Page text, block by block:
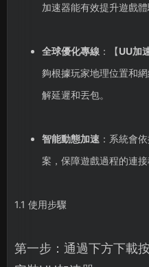
加速器能有效提升遊戲體
全球優化專線：【UU加
夠根據玩家地理位置和
解延遲和丟包。
智能動態加速：系統會
案，保障遊戲過程的連接
1.1 使用步驟
第一步：通過下方下載